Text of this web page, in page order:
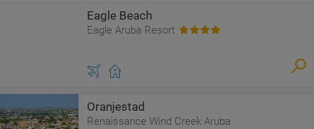
Eagle Beach
Eagle Aruba Resort
Oranjestad
Renaissance Wind Creek Aruba